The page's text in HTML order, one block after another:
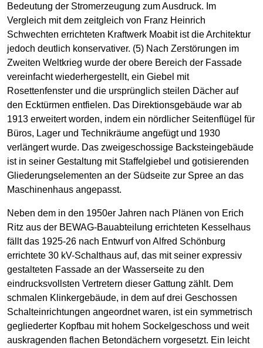
Bedeutung der Stromerzeugung zum Ausdruck. Im
Vergleich mit dem zeitgleich von Franz Heinrich
Schwechten errichteten Kraftwerk Moabit ist die Architektur
jedoch deutlich konservativer. (5) Nach Zerstörungen im
Zweiten Weltkrieg wurde der obere Bereich der Fassade
vereinfacht wiederhergestellt, ein Giebel mit
Rosettenfenster und die ursprünglich steilen Dächer auf
den Ecktürmen entfielen. Das Direktionsgebäude war ab
1913 erweitert worden, indem ein nördlicher Seitenflügel für
Büros, Lager und Technikräume angefügt und 1930
verlängert wurde. Das zweigeschossige Backsteingebäude
ist in seiner Gestaltung mit Staffelgiebel und gotisierenden
Gliederungselementen an der Südseite zur Spree an das
Maschinenhaus angepasst.
Neben dem in den 1950er Jahren nach Plänen von Erich
Ritz aus der BEWAG-Bauabteilung errichteten Kesselhaus
fällt das 1925-26 nach Entwurf von Alfred Schönburg
errichtete 30 kV-Schalthaus auf, das mit seiner expressiv
gestalteten Fassade an der Wasserseite zu den
eindrucksvollsten Vertretern dieser Gattung zählt. Dem
schmalen Klinkergebäude, in dem auf drei Geschossen
Schalteinrichtungen angeordnet waren, ist ein symmetrisch
gegliederter Kopfbau mit hohem Sockelgeschoss und weit
auskragenden flachen Betondächern vorgesetzt. Ein leicht